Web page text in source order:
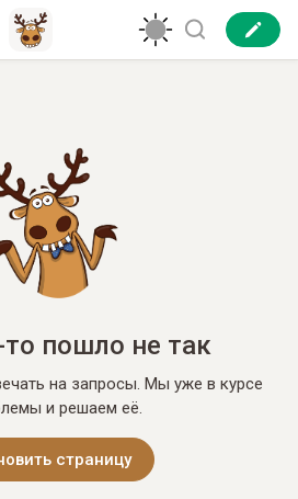
то пошло не так
на запросы. Мы уже в курсе
и решаем её.
страницу